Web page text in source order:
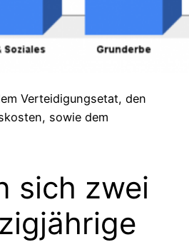
Verteidigungsetat, den
sowie dem
sich zwei